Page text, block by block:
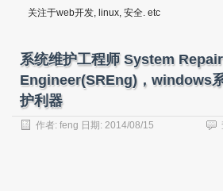
关注于web开发, linux, 安全. etc
系统维护工程师 System Repair
Engineer(SREng)，windows
护利器
作者: feng 日期: 2014/08/15